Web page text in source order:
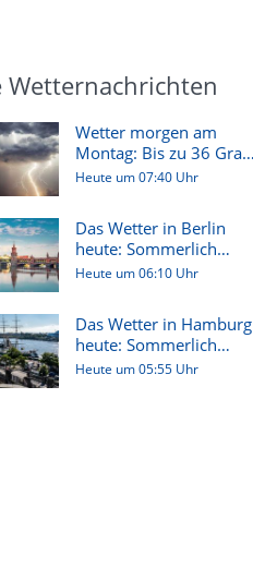
Wetternachrichten
Wetter morgen am
Montag: Bis zu 36 Grad
und örtlic...
Heute um 07:40 Uhr
Das Wetter in Berlin
heute: Sommerlich
heißer Tag...
Heute um 06:10 Uhr
Das Wetter in Hamburg
heute: Sommerlich
warm und m...
Heute um 05:55 Uhr